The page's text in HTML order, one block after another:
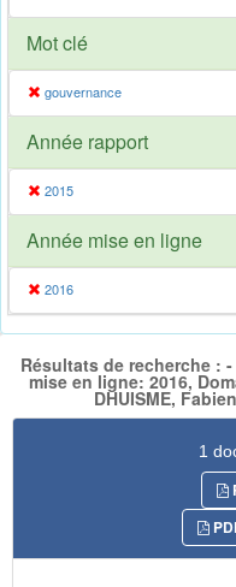
Mot clé
gouvernance
Année rapport
2015
Année mise en ligne
2016
Résultats de recherche :
mise en ligne: 2016,
DHUISME,
1